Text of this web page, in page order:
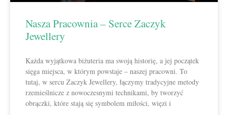
Nasza Pracownia – Serce Zaczyk
Jewellery
Każda wyjątkowa biżuteria ma swoją historię, a jej początek
sięga miejsca, w którym powstaje – naszej pracowni. To
tutaj, w sercu Zaczyk Jewellery, łączymy tradycyjne metody
rzemieślnicze z nowoczesnymi technikami, by tworzyć
obrączki, które stają się symbolem miłości, więzi i